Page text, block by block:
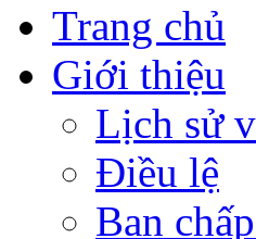
Trang chủ
Giới thiệu
Lịch sử
Điều lệ
Ban